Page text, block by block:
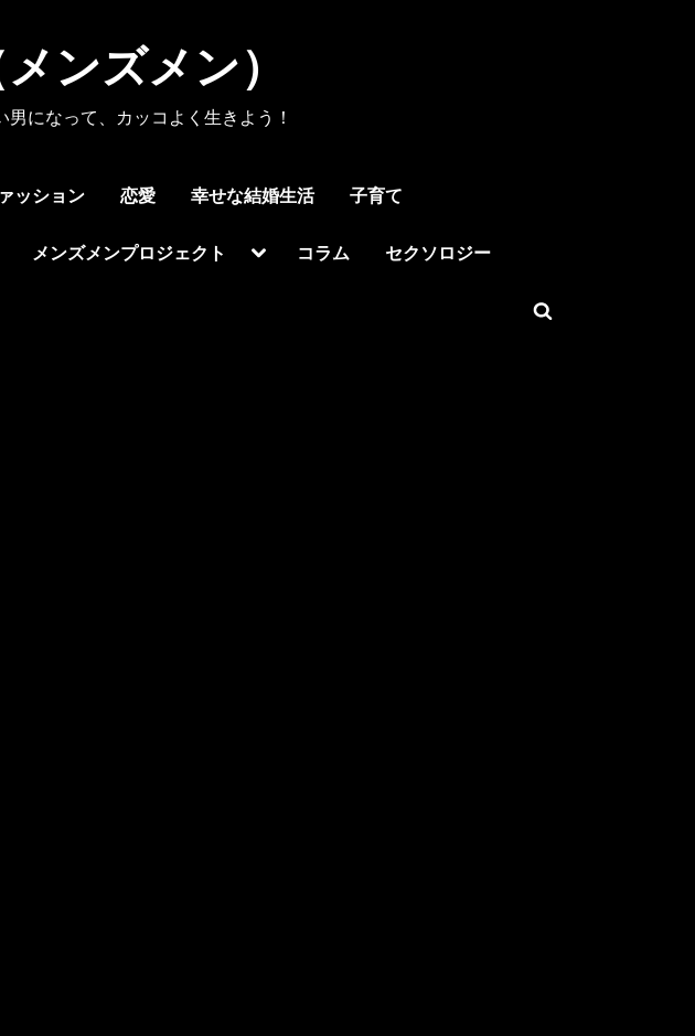
ンズメン）
になって、カッコよく生きよう！
ッション 恋愛 幸せな結婚生活 子育て
メンズメンプロジェクト
Toggleコラム セクソロジー
Toggle